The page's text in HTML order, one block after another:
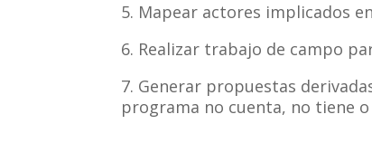
5. Mapear actores implicados
6. Realizar trabajo de campo
7. Generar propuestas
programa no cuenta, no tiene